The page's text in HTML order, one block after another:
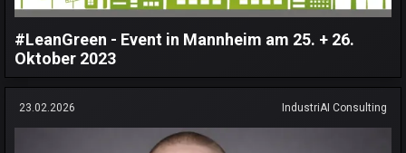
#LeanGreen - Event in Mannheim am 25. + 26.
Oktober 2023
23.02.2026 IndustriAI Consulting